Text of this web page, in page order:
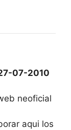
07-2010
neoficial
aqui los